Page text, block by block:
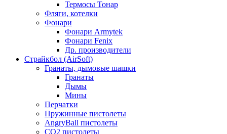
Термосы Тонар
Фляги, котелки
Фонари
Фонари Armytek
Фонари Fenix
Др. производители
Страйкбол (AirSoft)
Гранаты, дымовые шашки
Гранаты
Дымы
Мины
Перчатки
Пружинные пистолеты
AngryBall пистолеты
CO2 пистолеты